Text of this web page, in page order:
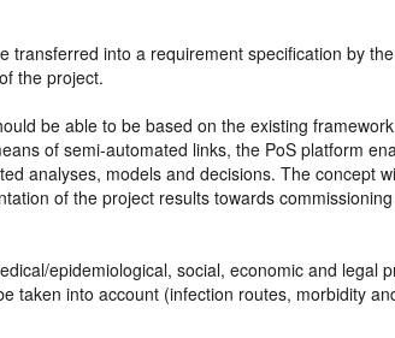
transferred into a requirement specification by
the project.
be able to be based on the existing
of semi-automated links, the PoS platform
analyses, models and decisions. The concept
of the project results towards
epidemiological, social, economic and legal
taken into account (infection routes, morbidity